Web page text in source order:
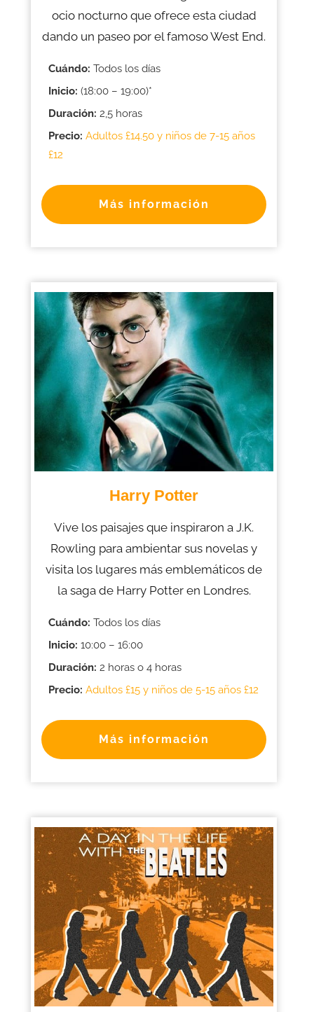
ocio nocturno que ofrece esta ciudad
dando un paseo por el famoso West End.
Cuándo: Todos los días
Inicio: (18:00 – 19:00)*
Duración: 2,5 horas
Precio: Adultos £14.50 y niños de 7-15 años
£12
Más información
Harry Potter
Vive los paisajes que inspiraron a J.K.
Rowling para ambientar sus novelas y
visita los lugares más emblemáticos de
la saga de Harry Potter en Londres.
Cuándo: Todos los días
Inicio: 10:00 – 16:00
Duración: 2 horas o 4 horas
Precio: Adultos £15 y niños de 5-15 años £12
Más información